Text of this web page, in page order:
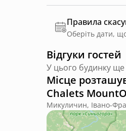
Правила
Оберіть дати,
Відгуки гостей
У цього будинку ще
Місце
Chalets
Микуличин, Івано-